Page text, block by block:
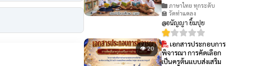
ภาษาไทย ทุกระดับ
🏫 วัดท่าแคลง
@อนัญญา ยิ้มปุย
👁 20
เอกสารประกอบการ
พิจารณา การคัดเลือก
เป็นครูต้นแบบส่งเสริม